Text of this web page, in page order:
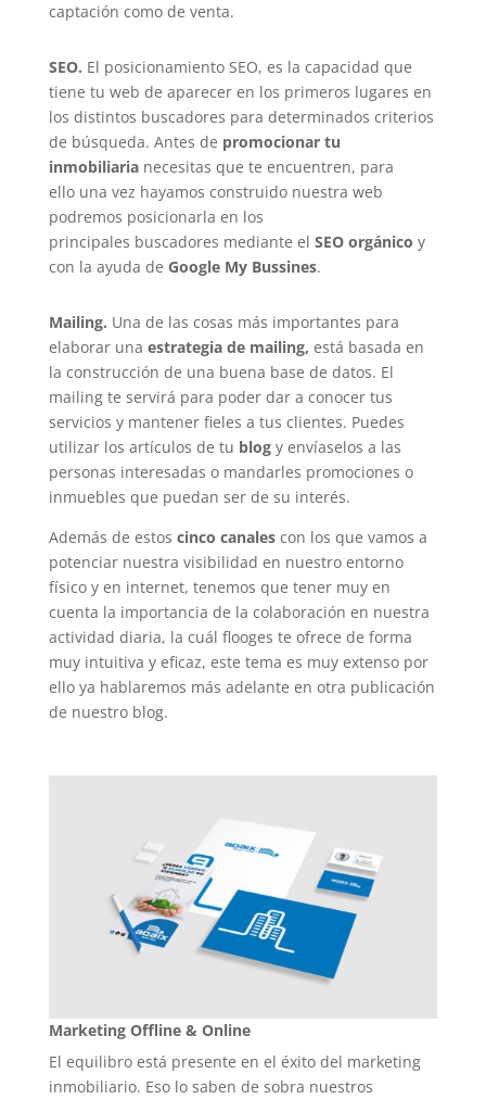
captación como de venta.
SEO. El posicionamiento SEO, es la capacidad que
tiene tu web de aparecer en los primeros lugares en
los distintos buscadores para determinados criterios
de búsqueda. Antes de promocionar tu
inmobiliaria necesitas que te encuentren, para
ello una vez hayamos construido nuestra web
podremos posicionarla en los
principales buscadores mediante el SEO orgánico y
con la ayuda de Google My Bussines.
Mailing. Una de las cosas más importantes para
elaborar una estrategia de mailing, está basada en
la construcción de una buena base de datos. El
mailing te servirá para poder dar a conocer tus
servicios y mantener fieles a tus clientes. Puedes
utilizar los artículos de tu blogy envíaselos a las
personas interesadas o mandarles promociones o
inmuebles que puedan ser de su interés.
Además de estos cinco canalescon los que vamos a
potenciar nuestra visibilidad en nuestro entorno
físico y en internet, tenemos que tener muy en
cuenta la importancia de la colaboración en nuestra
actividad diaria, la cuál flooges te ofrece de forma
muy intuitiva y eficaz, este tema es muy extenso por
ello ya hablaremos más adelante en otra publicación
de nuestro blog.
Marketing Offline & Online
El equilibro está presente en el éxito del marketing
inmobiliario. Eso lo saben de sobra nuestros